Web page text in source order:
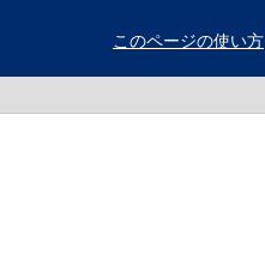
このページの使い方